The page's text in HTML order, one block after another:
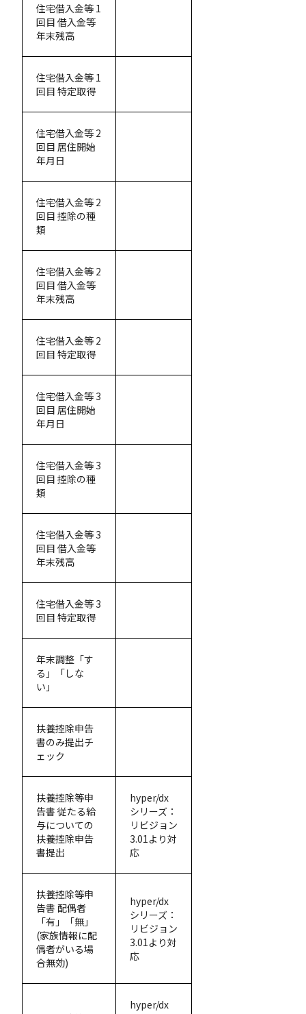
住宅借入金等 1
回目 借入金等
年末残高
住宅借入金等 1
回目 特定取得
住宅借入金等 2
回目 居住開始
年月日
住宅借入金等 2
回目 控除の種
類
住宅借入金等 2
回目 借入金等
年末残高
住宅借入金等 2
回目 特定取得
住宅借入金等 3
回目 居住開始
年月日
住宅借入金等 3
回目 控除の種
類
住宅借入金等 3
回目 借入金等
年末残高
住宅借入金等 3
回目 特定取得
年末調整「す
る」「しな
い」
扶養控除申告
書のみ提出チ
ェック
扶養控除等申
告書 従たる給
与についての
扶養控除申告
書提出
hyper/dx
シリーズ：
リビジョン
3.01より対
応
扶養控除等申
告書 配偶者
「有」「無」
(家族情報に配
偶者がいる場
合無効)
hyper/dx
シリーズ：
リビジョン
3.01より対
応
hyper/dx